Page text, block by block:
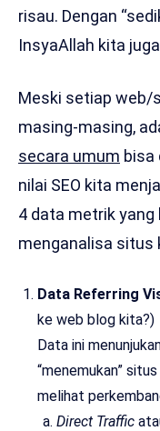
risau. Dengan
InsyaAllah kita
Meski setiap web/
masing-masing,
secara umum bisa
nilai SEO kita
4 data metrik
menganalisa situs
Data Referring
ke web blog kita?)
Data ini
“menemukan”
melihat
Direct Traffic